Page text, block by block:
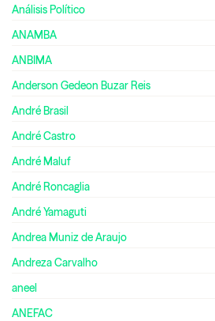
Análisis Político
ANAMBA
ANBIMA
Anderson Gedeon Buzar Reis
André Brasil
André Castro
André Maluf
André Roncaglia
André Yamaguti
Andrea Muniz de Araujo
Andreza Carvalho
aneel
ANEFAC